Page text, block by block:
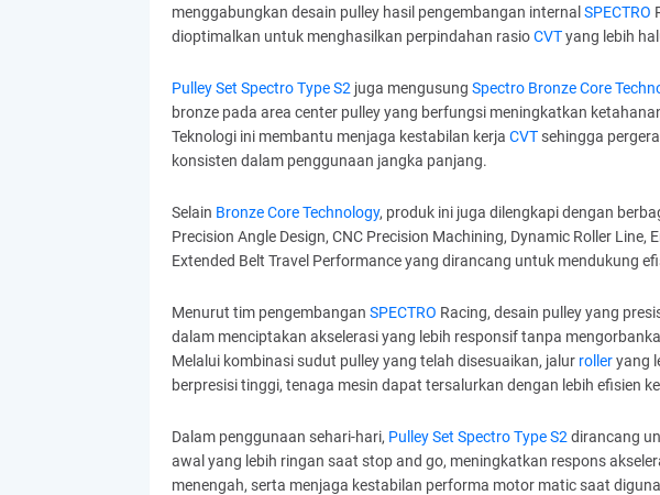
menggabungkan desain pulley hasil pengembangan internal SPECTRO
dioptimalkan untuk menghasilkan perpindahan rasioCVTyang lebih
Pulley Set Spectro Type S2 juga mengusung Spectro Bronze Core
bronze pada area center pulley yang berfungsi meningkatkan
Teknologi ini membantu menjaga kestabilan kerja CVTsehingga
konsisten dalam penggunaan jangka panjang.
Selain Bronze Core Technology, produk ini juga dilengkapi dengan
Precision Angle Design, CNC Precision Machining, Dynamic Roller Line,
Extended Belt Travel Performance yang dirancang untuk mendukung
Menurut tim pengembangan SPECTRO Racing, desain pulley yang
dalam menciptakan akselerasi yang lebih responsif tanpa
Melalui kombinasi sudut pulley yang telah disesuaikan, jalurrolleryang
berpresisi tinggi, tenaga mesin dapat tersalurkan dengan lebih efisien
Dalam penggunaan sehari-hari, Pulley Set Spectro Type S2 dirancang
awal yang lebih ringan saat stop and go, meningkatkan respons
menengah, serta menjaga kestabilan performa motor matic saat